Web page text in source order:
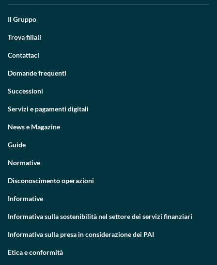
Il Gruppo
Trova filiali
Contattaci
Domande frequenti
Successioni
Servizi e pagamenti digitali
News e Magazine
Guide
Normative
Disconoscimento operazioni
Informative
Informativa sulla sostenibilità nel settore dei servizi finanziari
Informativa sulla presa in considerazione dei PAI
Etica e conformità